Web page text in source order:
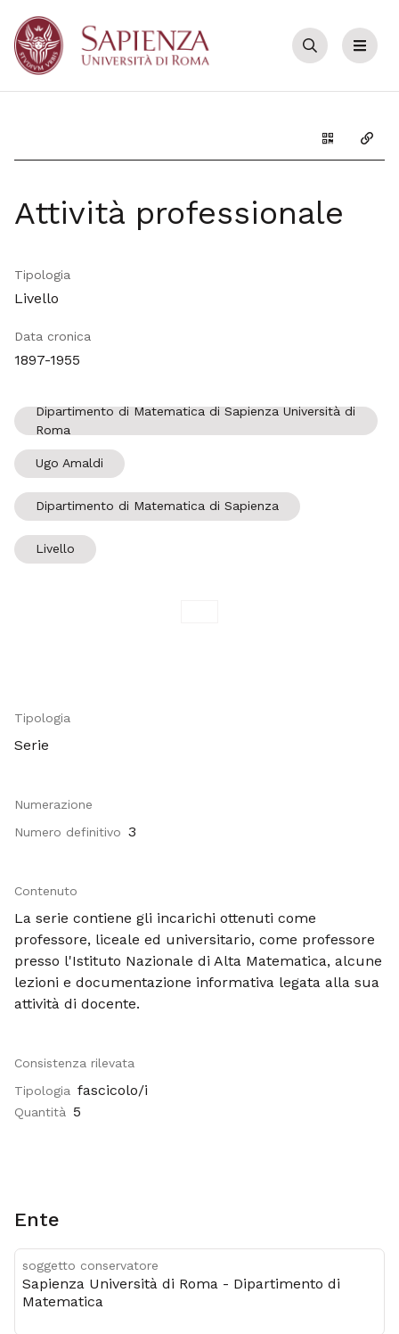
Cerca Menu
Genera il
Attività professionale
Tipologia
Livello
Data cronica
1897-1955
Dipartimento di Matematica di Sapienza Università di
Roma
Ugo Amaldi
Dipartimento di Matematica di Sapienza
Livello
Tipologia
Serie
Numerazione
Numero definitivo 3
Contenuto
La serie contiene gli incarichi ottenuti come
professore, liceale ed universitario, come professore
presso l'Istituto Nazionale di Alta Matematica, alcune
lezioni e documentazione informativa legata alla sua
attività di docente.
Consistenza rilevata
Tipologia fascicolo/i
Quantità 5
Ente
soggetto conservatore
Sapienza Università di Roma - Dipartimento di
Matematica